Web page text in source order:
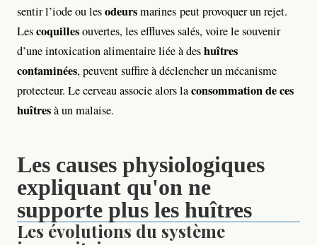
sentir l’iode ou lesodeursmarines peut provoquer un rejet.
Lescoquillesouvertes, les effluves salés, voire le souvenir
d’une intoxication alimentaire liée à deshuîtres
contaminées, peuvent suffire à déclencher un mécanisme
protecteur. Le cerveau associe alors laconsommation de ces
huîtresà un malaise.
Les causes physiologiques
expliquant qu'on ne
supporte plus les huîtres
Les évolutions du système